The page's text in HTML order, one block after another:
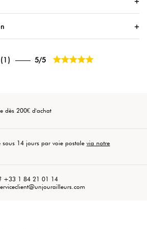
5/5 
dès 200€ d'achat
sous 14 jours par voie postalevia notre
+33 1 84 21 01 14